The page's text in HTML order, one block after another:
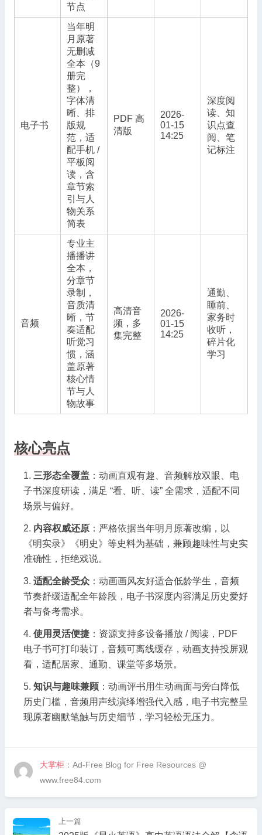
节点
电子书
当年明
月原著
无删减
全本（9
册完
整），
字体清
晰、排
版规
范，适
配手机 /
平板阅
读，含
章节索
引与人
物关系
简表
PDF 高
清版
2026-
01-15
14:25
深度阅
读、知
识点查
阅、笔
记标注
音频
专业主
播播讲
全本，
分章节
录制，
音质清
晰，节
奏适配
听觉习
惯，涵
盖原著
核心情
节与人
物故事
高清音
频，多
集完整
2026-
01-15
14:25
通勤、
睡前、
家务时
收听，
碎片化
学习
核心亮点
三形态全覆盖 ：动画直观有趣、音频解放双眼、电
子书深度研读，满足 “看、听、读” 全需求，适配不同
场景与偏好。
内容权威还原 ：严格依据当年明月原著改编，以
《明实录》《明史》等史料为基础，兼顾趣味性与史实
准确性，拒绝戏说。
适配全龄受众 ：动画画风友好适合低龄学生，音频
节奏舒缓适配全年龄段，电子书深度内容满足历史爱好
者与备考需求。
使用灵活便捷 ：资源支持多设备播放 / 阅读，PDF
电子书可打印装订，音频可离线缓存，动画支持投屏观
看，适配居家、通勤、课堂等多场景。
知识与趣味兼顾 ：动画评书用生动画面与旁白降低
历史门槛，音频用声线演绎增强代入感，电子书完整呈
现原著幽默笔触与历史细节，学习轻松无压力。
大掌柜 ：Ad-Free Blog for Free Resources @
www.free84.com
上一篇